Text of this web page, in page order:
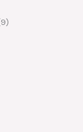
9